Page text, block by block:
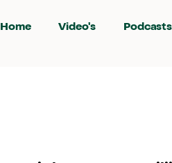
Home Video's Podcasts